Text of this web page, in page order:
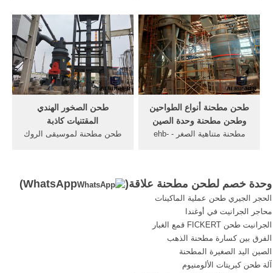
المشتريات المحددة أو استلامها
من المعرض.
طحن أنواع مطحنة مطاحن
طحن طحن وحدة مطحنة
الصين طحن أنواع مطحنة
مطاحن طحن طحن وحدة
مطحنة ...
طحن الصخور الهندي
المقتنيات كاذبة
طحن مطحنة لموسيقى الروك
طحن مطحنة أنواع الطواحين
وطحن مطحنة وحدة الصين
مطحنة متناهية الصغر - ehb-
الرول سلسلة lum مطحنة
الدردشة الآن+ طحن مطحنة،
أنواع طاحونة المطاحن، طحن
مطحنة وحدة الصين.
وحدة خصم لطحن مطحنة علاقة( WhatsApp
)
الحجر الجيري طحن عملية الماكينات
محاجر الجرانيت في أوغندا
الجرانيت طحن FICKERT قمع الغبار
الفرق بين كسارة مطحنة الذهب
الصين اليد الصغيرة المطحنة
آلة طحن كبريتات الألومنيوم